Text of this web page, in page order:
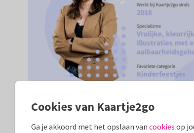
Cookies van Kaartje2go
Ga je akkoord met het opslaan van cookies op